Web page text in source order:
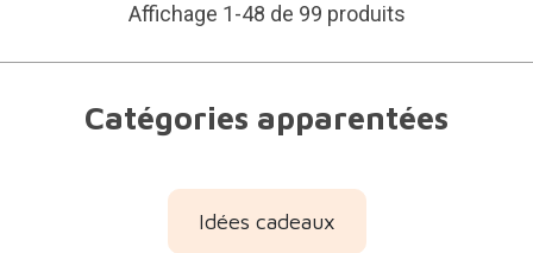
Affichage 1-48 de 99 produits
Catégories apparentées
Idées cadeaux